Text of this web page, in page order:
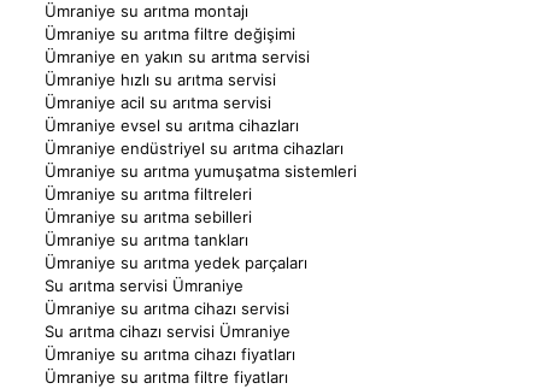
Ümraniye su arıtma montajı
Ümraniye su arıtma filtre değişimi
Ümraniye en yakın su arıtma servisi
Ümraniye hızlı su arıtma servisi
Ümraniye acil su arıtma servisi
Ümraniye evsel su arıtma cihazları
Ümraniye endüstriyel su arıtma cihazları
Ümraniye su arıtma yumuşatma sistemleri
Ümraniye su arıtma filtreleri
Ümraniye su arıtma sebilleri
Ümraniye su arıtma tankları
Ümraniye su arıtma yedek parçaları
Su arıtma servisi Ümraniye
Ümraniye su arıtma cihazı servisi
Su arıtma cihazı servisi Ümraniye
Ümraniye su arıtma cihazı fiyatları
Ümraniye su arıtma filtre fiyatları